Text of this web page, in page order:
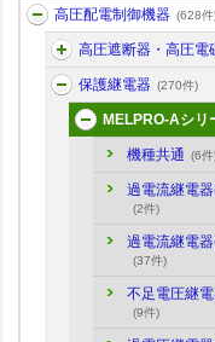
高圧配電制御機器 (628件
高圧遮断器・高圧電
保護継電器 (270件)
MELPRO-Aシリ
機種共通 (6件
過電流継電
(2件)
過電流継電
(37件)
不足電圧継
(9件)